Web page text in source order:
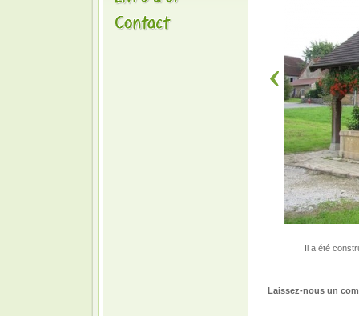
Il a été
Laissez-nous un